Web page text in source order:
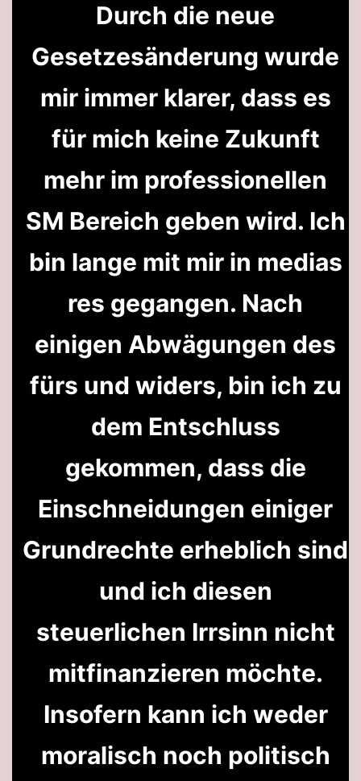
Durch die neue
Gesetzesänderung wurde
mir immer klarer, dass es
für mich keine Zukunft
mehr im professionellen
SM Bereich geben wird. Ich
bin lange mit mir in medias
res gegangen. Nach
einigen Abwägungen des
fürs und widers, bin ich zu
dem Entschluss
gekommen, dass die
Einschneidungen einiger
Grundrechte erheblich sind
und ich diesen
steuerlichen Irrsinn nicht
mitfinanzieren möchte.
Insofern kann ich weder
moralisch noch politisch